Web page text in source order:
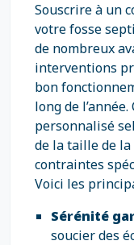
Souscrire à un
votre fosse
de nombreux
interventions
bon
long de
personnalisé
de la taille de
contraintes
Voici les
Sérénité
soucier des